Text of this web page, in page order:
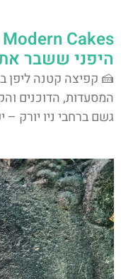
היפני ששבר
🍰 קפיצה קטנה ליפן
המסעדות, הדוכנים
גשם ברחבי ניו יורק